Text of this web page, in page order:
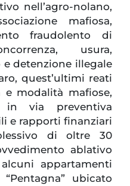
nell’agro-nolano,
mafiosa,
fraudolento di
usura,
detenzione illegale
quest’ultimi reati
modalità mafiose,
in via preventiva
e rapporti finanziari
di oltre 30
ablativo
appartamenti
ubicato